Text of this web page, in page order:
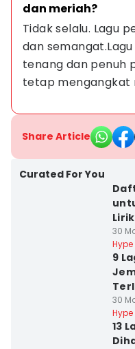
dan meriah?
Tidak selalu. Lagu
dan
tenang dan penuh
tetap mengangkat
Share Article
Curated For You
Lirik
30
Hype
9
30
Hype
13